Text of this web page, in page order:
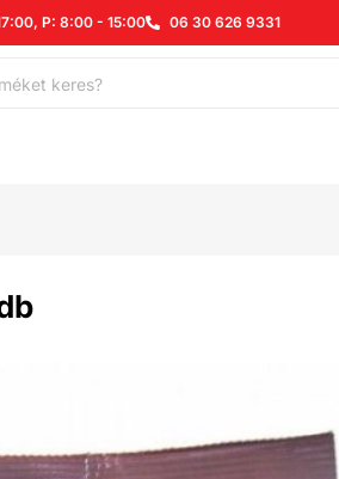
P: 8:00 - 15:00 06 30 626 9331